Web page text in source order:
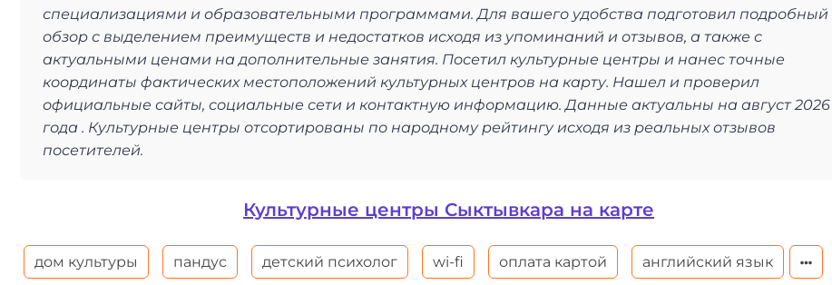
специализациями и образовательными программами. Для вашего удобства подготовил подробный
обзор с выделением преимуществ и недостатков исходя из упоминаний и отзывов, а также с
актуальными ценами на дополнительные занятия. Посетил культурные центры и нанес точные
координаты фактических местоположений культурных центров на карту. Нашел и проверил
официальные сайты, социальные сети и контактную информацию. Данные актуальны на август 2026
года . Культурные центры отсортированы по народному рейтингу исходя из реальных отзывов
посетителей.
Культурные центры Сыктывкара на карте
дом культуры пандус детский психолог wi-fi оплата картой английский язык